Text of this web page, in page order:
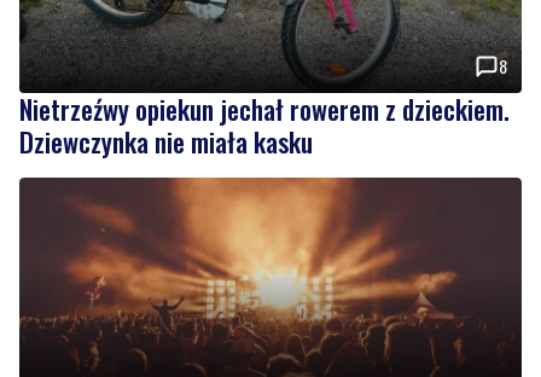
Nietrzeźwy opiekun jechał rowerem z dzieckiem.
Dziewczynka nie miała kasku
Weekend pełen atrakcji w powiecie słupskim.
Sprawdź, co zaplanowano